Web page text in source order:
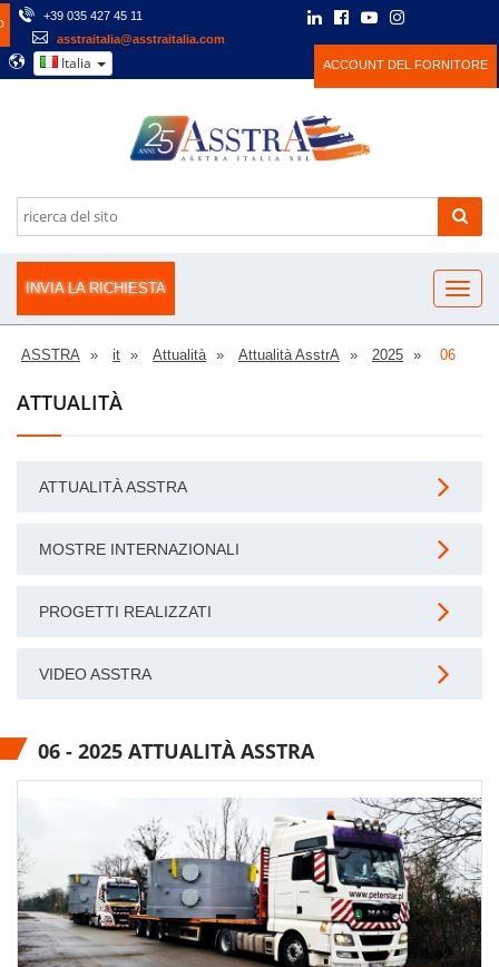
+39 035 427 45 11
asstraitalia@asstraitalia.com
Italia ACCOUNT DEL FORNITORE
INVIA LA RICHIESTA
ASSTRA it Attualità Attualità AsstrA 2025 06
ATTUALITÀ
ATTUALITÀ ASSTRA
MOSTRE INTERNAZIONALI
PROGETTI REALIZZATI
VIDEO ASSTRA
06 - 2025 ATTUALITÀ ASSTRA